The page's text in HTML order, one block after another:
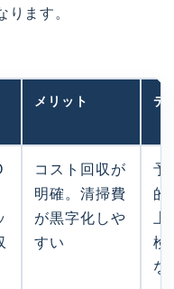
ます。
メリット デ
コスト回収が
明確。清掃費
が黒字化しや
すい
予
的
検
な